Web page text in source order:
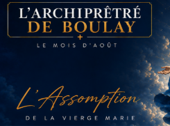
Aller
contenu